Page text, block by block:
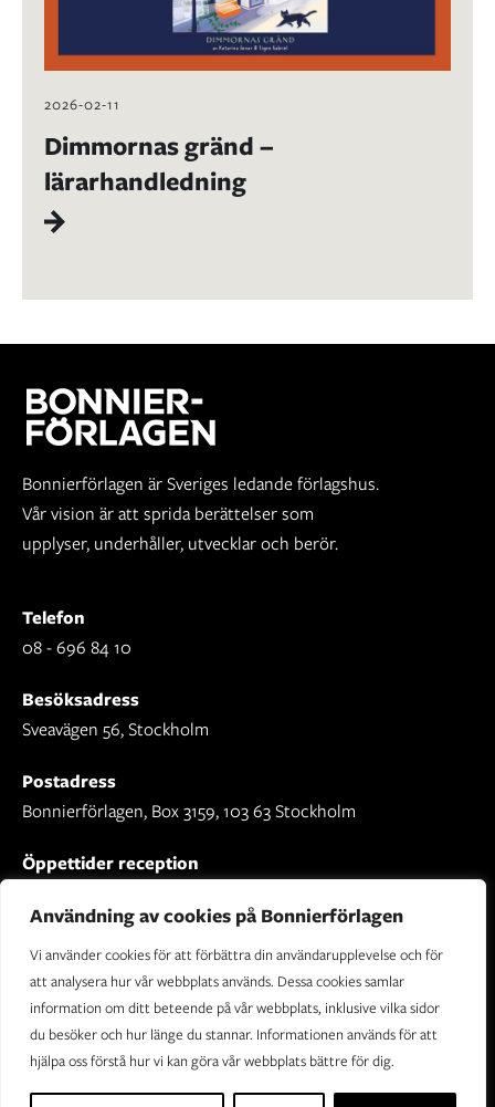
Användning av cookies på Bonnierförlagen
Vi använder cookies för att förbättra din användarupplevelse och för
att analysera hur vår webbplats används. Dessa cookies samlar
information om ditt beteende på vår webbplats, inklusive vilka sidor
du besöker och hur länge du stannar. Informationen används för att
hjälpa oss förstå hur vi kan göra vår webbplats bättre för dig.
2026-02-11
Dimmornas gränd –
lärarhandledning
Bonnierförlagen är Sveriges ledande förlagshus.
Vår vision är att sprida berättelser som
upplyser, underhåller, utvecklar och berör.
Telefon
08 - 696 84 10
Besöksadress
Sveavägen 56, Stockholm
Postadress
Bonnierförlagen, Box 3159, 103 63 Stockholm
Öppettider reception
Om Bonnierförlagen
Cookies
Integritetspolicy